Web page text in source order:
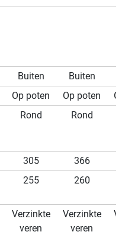
Buiten Buiten
Op poten Op poten
Rond Rond
305 366
255 260
Verzinkte
veren
Verzinkte
veren